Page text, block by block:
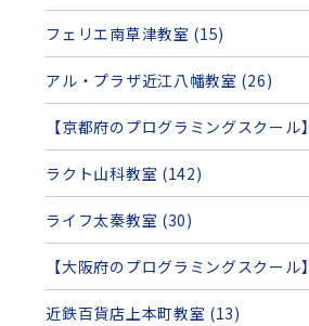
フェリエ南草津教室 (15)
アル・プラザ近江八幡教室 (26)
【京都府のプログラミングスクール
ラクト山科教室 (142)
ライフ太秦教室 (30)
【大阪府のプログラミングスクール
近鉄百貨店上本町教室 (13)